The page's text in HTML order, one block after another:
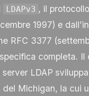
LDAPv3 , il
1997) e
RFC 3377
completa. Il
LDAP
del Michigan, la cui